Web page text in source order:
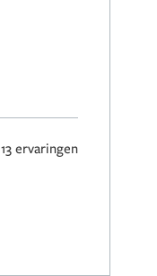
13 ervaringen